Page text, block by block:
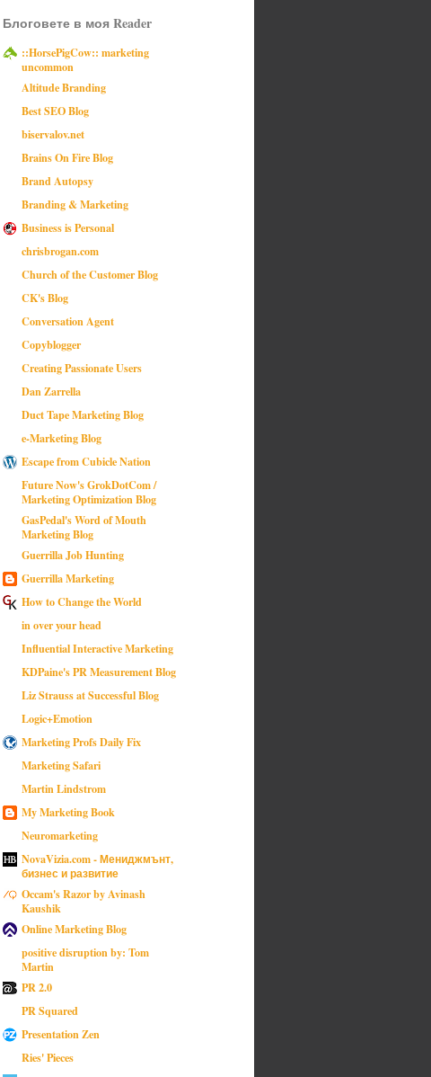
Блоговете в моя Reader
::HorsePigCow:: marketing
uncommon
Altitude Branding
Best SEO Blog
biservalov.net
Brains On Fire Blog
Brand Autopsy
Branding & Marketing
Business is Personal
chrisbrogan.com
Church of the Customer Blog
CK's Blog
Conversation Agent
Copyblogger
Creating Passionate Users
Dan Zarrella
Duct Tape Marketing Blog
e-Marketing Blog
Escape from Cubicle Nation
Future Now's GrokDotCom /
Marketing Optimization Blog
GasPedal's Word of Mouth
Marketing Blog
Guerrilla Job Hunting
Guerrilla Marketing
How to Change the World
in over your head
Influential Interactive Marketing
KDPaine's PR Measurement Blog
Liz Strauss at Successful Blog
Logic+Emotion
Marketing Profs Daily Fix
Marketing Safari
Martin Lindstrom
My Marketing Book
Neuromarketing
NovaVizia.com - Мениджмънт,
бизнес и развитие
Occam's Razor by Avinash
Kaushik
Online Marketing Blog
positive disruption by: Tom
Martin
PR 2.0
PR Squared
Presentation Zen
Ries' Pieces